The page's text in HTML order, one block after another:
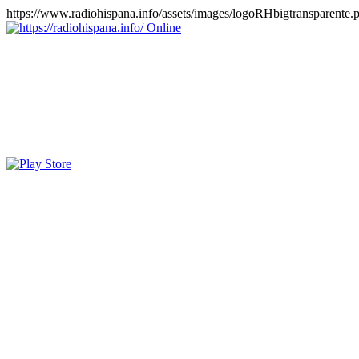
https://www.radiohispana.info/assets/images/
Online